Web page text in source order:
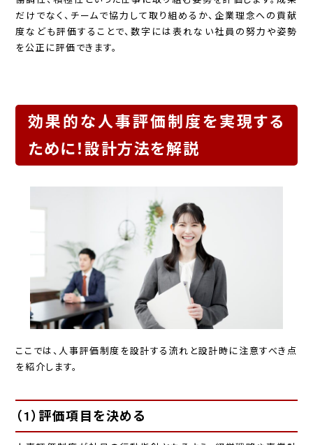
だけでなく、チームで協力して取り組めるか、企業理念への貢献
度なども評価することで、数字には表れない社員の努力や姿勢
を公正に評価できます。
効果的な人事評価制度を実現する
ために！設計方法を解説
ここでは、人事評価制度を設計する流れと設計時に注意すべき点
を紹介します。
（1）評価項目を決める